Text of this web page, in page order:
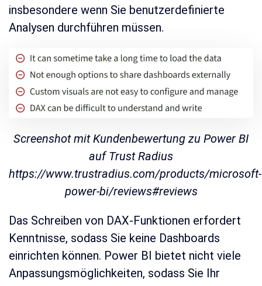
insbesondere wenn Sie benutzerdefinierte
Analysen durchführen müssen.
Screenshot mit Kundenbewertung zu Power BI
auf Trust Radius
https://www.trustradius.com/products/microsoft-
power-bi/reviews#reviews
Das Schreiben von DAX-Funktionen erfordert
Kenntnisse, sodass Sie keine Dashboards
einrichten können. Power BI bietet nicht viele
Anpassungsmöglichkeiten, sodass Sie Ihr